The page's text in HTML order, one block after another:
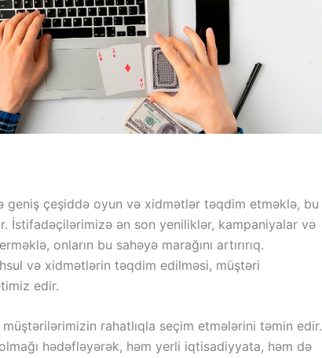
geniş çeşiddə oyun və xidmətlər təqdim etməklə, bu
İstifadəçilərimizə ən son yeniliklər, kampaniyalar və
onların bu sahəyə marağını artırırıq.
və xidmətlərin təqdim edilməsi, müştəri
edir.
rahatlıqla seçim etmələrini təmin edir.
hədəfləyərək, həm yerli iqtisadiyyata, həm də